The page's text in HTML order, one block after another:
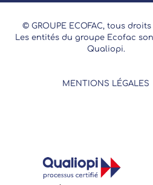
© GROUPE ECOFAC, tous
Les entités du groupe Ecofac
Qualiopi.
MENTIONS LÉGALES